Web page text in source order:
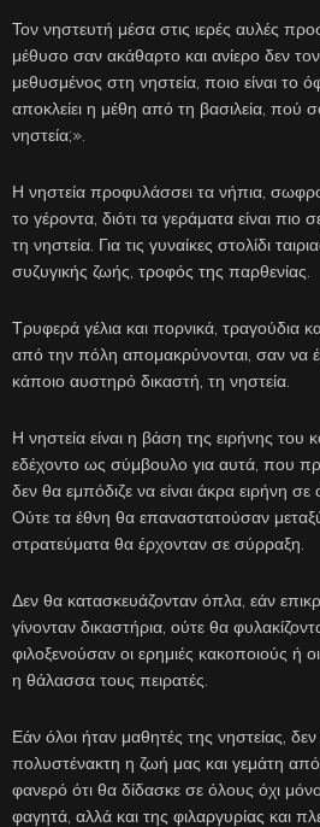
Τον νηστευτή μέσα στις ιερές αυλές
μέθυσο σαν ακάθαρτο και ανίερο δεν
μεθυσμένος στη νηστεία, ποιο είναι το
αποκλείει η μέθη από τη βασιλεία, πού
νηστεία;».
Η νηστεία προφυλάσσει τα νήπια,
το γέροντα, διότι τα γεράματα είναι πιο
τη νηστεία. Για τις γυναίκες στολίδι
συζυγικής ζωής, τροφός της παρθενίας.
Τρυφερά γέλια και πορνικά, τραγούδια
από την πόλη απομακρύνονται, σαν να
κάποιο αυστηρό δικαστή, τη νηστεία.
Η νηστεία είναι η βάση της ειρήνης του
εδέχοντο ως σύμβουλο για αυτά, που
δεν θα εμπόδιζε να είναι άκρα ειρήνη σε
Ούτε τα έθνη θα επαναστατούσαν
στρατεύματα θα έρχονταν σε σύρραξη.
Δεν θα κατασκευάζονταν όπλα, εάν
γίνονταν δικαστήρια, ούτε θα
φιλοξενούσαν οι ερημιές κακοποιούς ή
η θάλασσα τους πειρατές.
Εάν όλοι ήταν μαθητές της νηστείας,
πολυστένακτη η ζωή μας και γεμάτη από
φανερό ότι θα δίδασκε σε όλους όχι
φαγητά, αλλά και της φιλαργυρίας και